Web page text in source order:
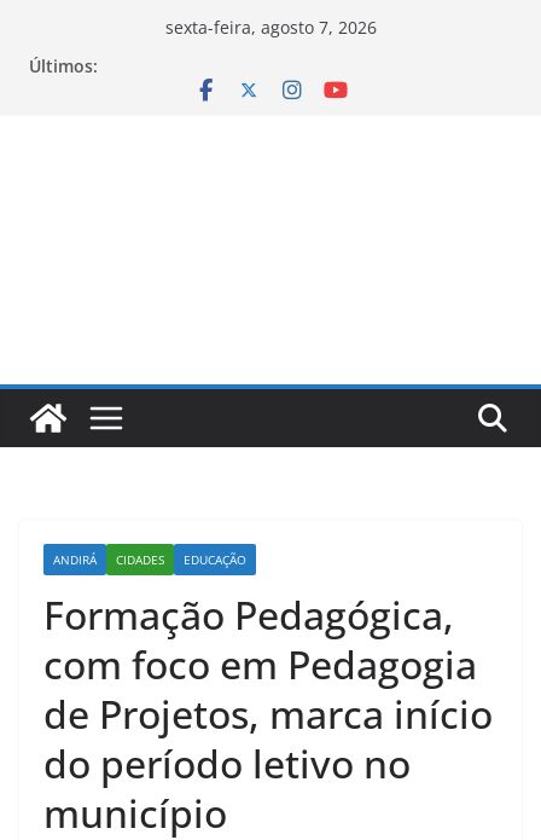
sexta-feira, agosto 7, 2026
Últimos:
ANDIRÁ CIDADES EDUCAÇÃO
Formação Pedagógica,
com foco em Pedagogia
de Projetos, marca início
do período letivo no
município